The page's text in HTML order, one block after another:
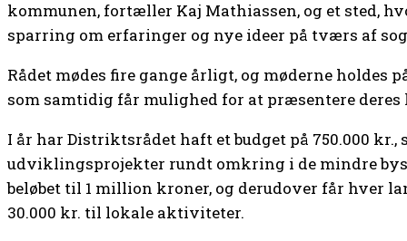
kommunen, fortæller Kaj Mathiassen, og et sted,
sparring om erfaringer og nye ideer på tværs af
Rådet mødes fire gange årligt, og møderne holdes
som samtidig får mulighed for at præsentere
I år har Distriktsrådet haft et budget på 750.000
udviklingsprojekter rundt omkring i de mindre
beløbet til 1 million kroner, og derudover får hver
30.000 kr. til lokale aktiviteter.